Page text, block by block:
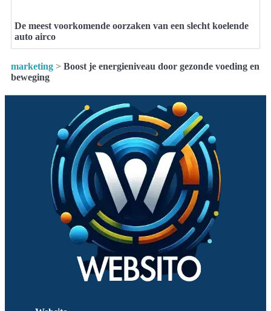
De meest voorkomende oorzaken van een slecht koelende
auto airco
marketing > Boost je energieniveau door gezonde voeding en
beweging